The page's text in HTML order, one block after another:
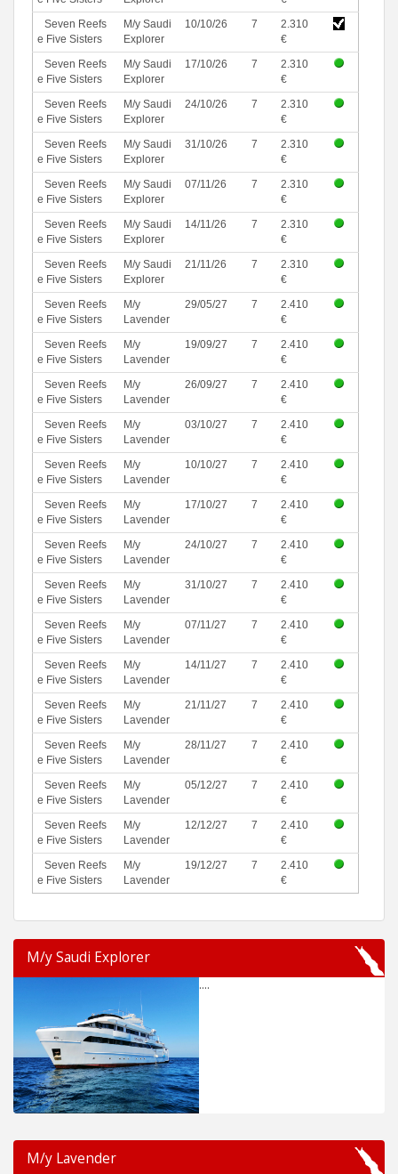
Seven Reefs
e Five Sisters
M/y Saudi
Explorer
10/10/26 7
2.310
€
Seven Reefs
e Five Sisters
M/y Saudi
Explorer
17/10/26 7
2.310
€
Seven Reefs
e Five Sisters
M/y Saudi
Explorer
24/10/26 7
2.310
€
Seven Reefs
e Five Sisters
M/y Saudi
Explorer
31/10/26 7
2.310
€
Seven Reefs
e Five Sisters
M/y Saudi
Explorer
07/11/26 7
2.310
€
Seven Reefs
e Five Sisters
M/y Saudi
Explorer
14/11/26 7
2.310
€
Seven Reefs
e Five Sisters
M/y Saudi
Explorer
21/11/26 7
2.310
€
Seven Reefs
e Five Sisters
M/y
Lavender
29/05/27 7
2.410
€
Seven Reefs
e Five Sisters
M/y
Lavender
19/09/27 7
2.410
€
Seven Reefs
e Five Sisters
M/y
Lavender
26/09/27 7
2.410
€
Seven Reefs
e Five Sisters
M/y
Lavender
03/10/27 7
2.410
€
Seven Reefs
e Five Sisters
M/y
Lavender
10/10/27 7
2.410
€
Seven Reefs
e Five Sisters
M/y
Lavender
17/10/27 7
2.410
€
Seven Reefs
e Five Sisters
M/y
Lavender
24/10/27 7
2.410
€
Seven Reefs
e Five Sisters
M/y
Lavender
31/10/27 7
2.410
€
Seven Reefs
e Five Sisters
M/y
Lavender
07/11/27 7
2.410
€
Seven Reefs
e Five Sisters
M/y
Lavender
14/11/27 7
2.410
€
Seven Reefs
e Five Sisters
M/y
Lavender
21/11/27 7
2.410
€
Seven Reefs
e Five Sisters
M/y
Lavender
28/11/27 7
2.410
€
Seven Reefs
e Five Sisters
M/y
Lavender
05/12/27 7
2.410
€
Seven Reefs
e Five Sisters
M/y
Lavender
12/12/27 7
2.410
€
Seven Reefs
e Five Sisters
M/y
Lavender
19/12/27 7
2.410
€
M/y Saudi Explorer
....
M/y Lavender